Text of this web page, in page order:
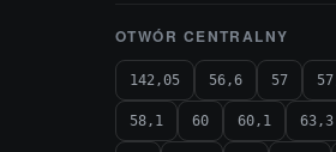
OTWÓR CENTRALNY
142,05 56,6 57
58,1 60 60,1 63,3